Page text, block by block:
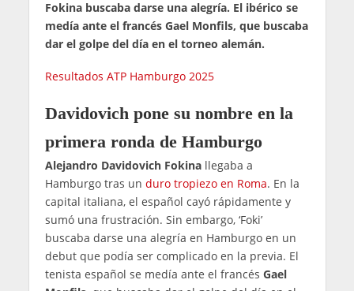
Fokina buscaba darse una alegría. El ibérico se
medía ante el francés Gael Monfils, que buscaba
dar el golpe del día en el torneo alemán.
Resultados ATP Hamburgo 2025
Davidovich pone su nombre en la
primera ronda de Hamburgo
Alejandro Davidovich Fokinallegaba a
Hamburgo tras un duro tropiezo en Roma. En la
capital italiana, el español cayó rápidamente y
sumó una frustración. Sin embargo, ‘Foki’
buscaba darse una alegría en Hamburgo en un
debut que podía ser complicado en la previa. El
tenista español se medía ante el francés Gael